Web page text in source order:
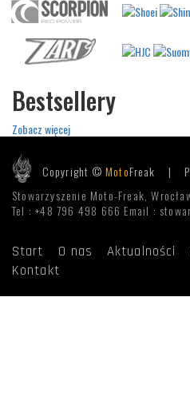
Bestsellery
Zobacz więcej
Copyright ©MotoFreak |
Stowarzyszenie Moto-Freak,
Tel : +48 796 498 666 Email :
Start O nas Aktualności
Kontakt